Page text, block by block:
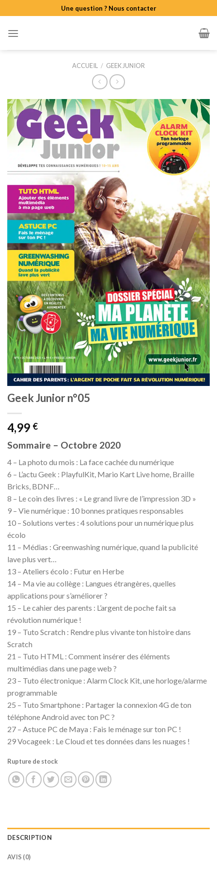
to
content
Une question ? Nous contacter
ACCUEIL / GEEK JUNIOR
Geek Junior n°05
4,99 €
Sommaire – Octobre 2020
4 – La photo du mois : La face cachée du numérique
6 – L’actu Geek : PlayfulKit, Mario Kart Live home, Braille
Bricks, BDNF…
8 – Le coin des livres : « Le grand livre de l’impression 3D »
9 – Vie numérique : 10 bonnes pratiques responsables
10 – Solutions vertes : 4 solutions pour un numérique plus
écolo
11 – Médias : Greenwashing numérique, quand la publicité
lave plus vert…
13 – Ateliers écolo : Futur en Herbe
14 – Ma vie au collège : Langues étrangères, quelles
applications pour s’améliorer ?
15 – Le cahier des parents : L’argent de poche fait sa
révolution numérique !
19 – Tuto Scratch : Rendre plus vivante ton histoire dans
Scratch
21 – Tuto HTML : Comment insérer des éléments
multimédias dans une page web ?
23 – Tuto électronique : Alarm Clock Kit, une horloge/alarme
programmable
25 – Tuto Smartphone : Partager la connexion 4G de ton
téléphone Android avec ton PC ?
27 – Astuce PC de Maya : Fais le ménage sur ton PC !
29 Vocageek : Le Cloud et tes données dans les nuages !
Rupture de stock
DESCRIPTION
AVIS (0)